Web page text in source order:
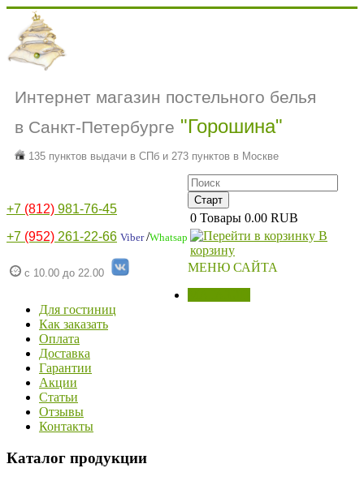
Интернет магазин постельного белья
в Санкт-Петербурге "Горошина"
135 пунктов выдачи в СПб и 273 пунктов в Москве
+7 (812) 981-76-45
+7 (952) 261-22-66 Viber/Whatsap
с 10.00 до 22.00
0 Товары 0.00 RUB
В
корзину
МЕНЮ САЙТА
Для гостиниц
Как заказать
Оплата
Доставка
Гарантии
Акции
Статьи
Отзывы
Контакты
Каталог продукции